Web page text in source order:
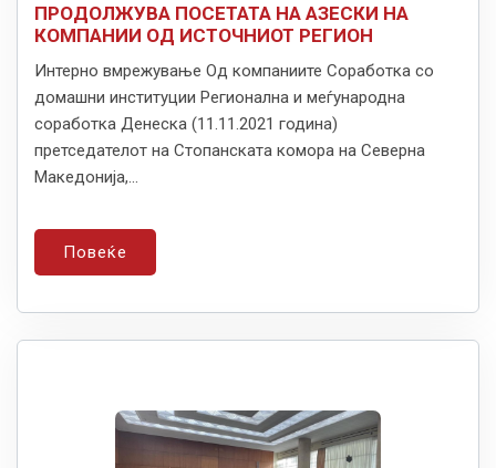
ПРОДОЛЖУВА ПОСЕТАТА НА АЗЕСКИ НА
КОМПАНИИ ОД ИСТОЧНИОТ РЕГИОН
Интерно вмрежување Од компаниите Соработка со
домашни институции Регионална и меѓународна
соработка Денеска (11.11.2021 година)
претседателот на Стопанската комора на Северна
Македонија,...
Повеќе